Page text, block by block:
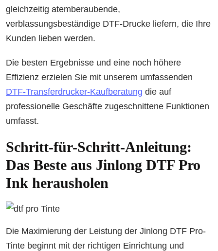
gleichzeitig atemberaubende,
verblassungsbeständige DTF-Drucke liefern, die Ihre
Kunden lieben werden.
Die besten Ergebnisse und eine noch höhere
Effizienz erzielen Sie mit unserem umfassenden
DTF-Transferdrucker-Kaufberatung die auf
professionelle Geschäfte zugeschnittene Funktionen
umfasst.
Schritt-für-Schritt-Anleitung:
Das Beste aus Jinlong DTF Pro
Ink herausholen
Die Maximierung der Leistung der Jinlong DTF Pro-
Tinte beginnt mit der richtigen Einrichtung und